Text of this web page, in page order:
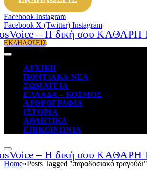
Facebook Instagram
Facebook X (Twitter) Instagram
ΕΚΔΗΛΩΣΕΙΣ
ΑΡΧΙΚΗ
ΠΟΝΤΙΑΚΑ ΝΕΑ
ΣΩΜΑΤΕΙΑ
ΕΛΛΑΔΑ – ΚΟΣΜΟΣ
ΑΡΘΡΟΓΡΑΦΙΑ
ΙΣΤΟΡΙΑ
ΑΘΛΗΤΙΚΑ
ΕΠΙΚΟΙΝΩΝΙΑ
Home»Posts Tagged "παραδοσιακό τραγούδι"